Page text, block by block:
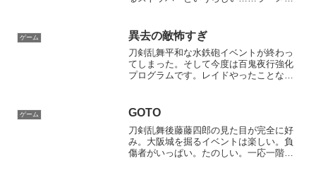
ところがなかったのと、A賞引き当てる自
信がなかったので譲って...
ゲーム 異去の敵怖すぎ
刀剣乱舞平和な水鉄砲イベントが終わっ
てしまった。そして今度は百鬼夜行強化
プログラムです。レイドやったことない
無いみたいなのでやってみる。2倍の経験
ゲーム GOTO
刀剣乱舞後藤藤四郎の見た目が完全に好
み。大阪城を掘るイベントは楽しい。負
傷者がいっぱい。たのしい。一応一階ご